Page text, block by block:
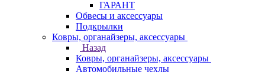
ГАРАНТ
Обвесы и аксессуары
Подкрылки
Ковры, органайзеры, аксессуары
Назад
Ковры, органайзеры, аксессуары
Автомобильные чехлы